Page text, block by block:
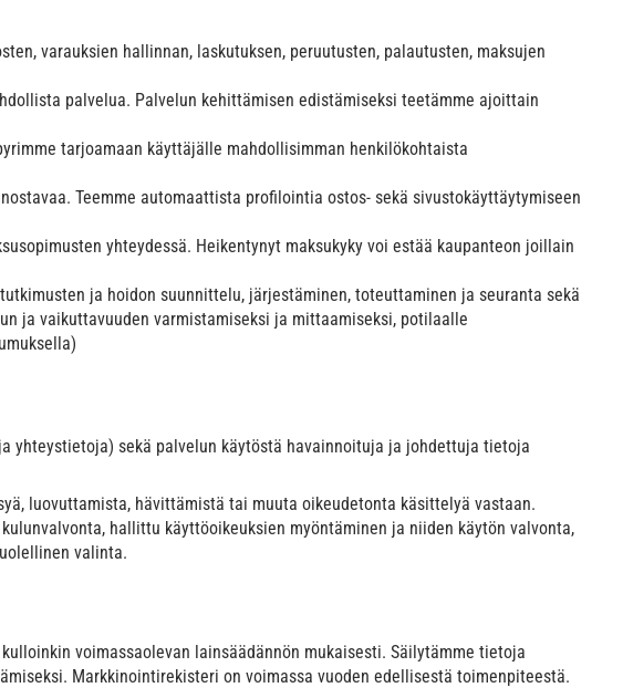
varauksien hallinnan, laskutuksen, peruutusten, palautusten, maksujen
palvelua. Palvelun kehittämisen edistämiseksi teetämme ajoittain
tarjoamaan käyttäjälle mahdollisimman henkilökohtaista
Teemme automaattista profilointia ostos- sekä sivustokäyttäytymiseen
yhteydessä. Heikentynyt maksukyky voi estää kaupanteon joillain
ja hoidon suunnittelu, järjestäminen, toteuttaminen ja seuranta sekä
ja vaikuttavuuden varmistamiseksi ja mittaamiseksi, potilaalle
yhteystietoja) sekä palvelun käytöstä havainnoituja ja johdettuja tietoja
luovuttamista, hävittämistä tai muuta oikeudetonta käsittelyä vastaan.
hallittu käyttöoikeuksien myöntäminen ja niiden käytön valvonta,
valinta.
voimassaolevan lainsäädännön mukaisesti. Säilytämme tietoja
Markkinointirekisteri on voimassa vuoden edellisestä toimenpiteestä.